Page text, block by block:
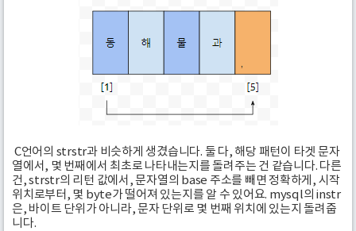
C언어의 strstr과 비슷하게 생겼습니다. 둘 다, 해당 패턴이 타겟 문자
열에서, 몇 번째에서 최초로 나타내는지를 돌려주는 건 같습니다. 다른
건, strstr의 리턴 값에서, 문자열의 base 주소를 빼면 정확하게, 시작
위치로부터, 몇 byte가 떨어져 있는지를 알 수 있어요. mysql의 instr
은, 바이트 단위가 아니라, 문자 단위로 몇 번째 위치에 있는지 돌려줍
니다.